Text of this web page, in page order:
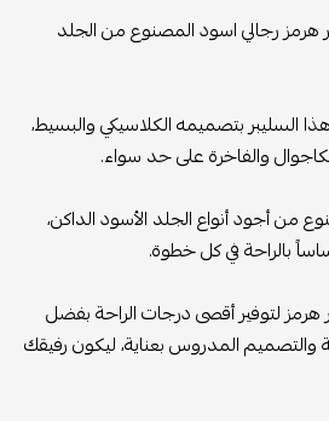
هرمز رجالي اسود المصنوع من الجلد
السليبر بتصميمه الكلاسيكي والبسيط،
والفاخرة على حد سواء.
من أجود أنواع الجلد الأسود الداكن،
بالراحة في كل خطوة.
لتوفير أقصى درجات الراحة بفضل
والتصميم المدروس بعناية، ليكون رفيقك